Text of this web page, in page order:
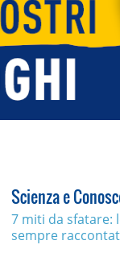
Scienza e
7 miti da sfatare:
sempre